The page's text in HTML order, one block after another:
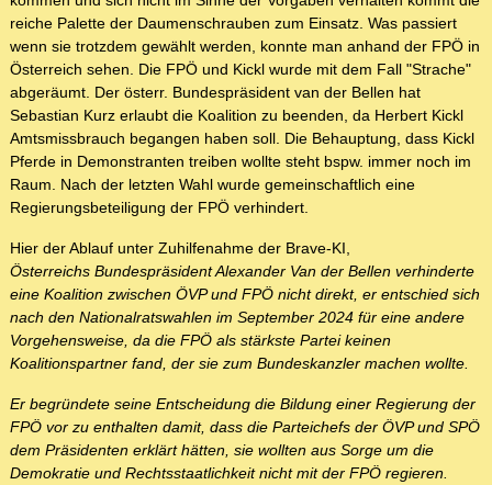
reiche Palette der Daumenschrauben zum Einsatz. Was passiert
wenn sie trotzdem gewählt werden, konnte man anhand der FPÖ in
Österreich sehen. Die FPÖ und Kickl wurde mit dem Fall "Strache"
abgeräumt. Der österr. Bundespräsident van der Bellen hat
Sebastian Kurz erlaubt die Koalition zu beenden, da Herbert Kickl
Amtsmissbrauch begangen haben soll. Die Behauptung, dass Kickl
Pferde in Demonstranten treiben wollte steht bspw. immer noch im
Raum. Nach der letzten Wahl wurde gemeinschaftlich eine
Regierungsbeteiligung der FPÖ verhindert.
Hier der Ablauf unter Zuhilfenahme der Brave-KI,
Österreichs Bundespräsident Alexander Van der Bellen verhinderte
eine Koalition zwischen ÖVP und FPÖ nicht direkt, er entschied sich
nach den Nationalratswahlen im September 2024 für eine andere
Vorgehensweise, da die FPÖ als stärkste Partei keinen
Koalitionspartner fand, der sie zum Bundeskanzler machen wollte.
Er begründete seine Entscheidung die Bildung einer Regierung der
FPÖ vor zu enthalten damit, dass die Parteichefs der ÖVP und SPÖ
dem Präsidenten erklärt hätten, sie wollten aus Sorge um die
Demokratie und Rechtsstaatlichkeit nicht mit der FPÖ regieren.